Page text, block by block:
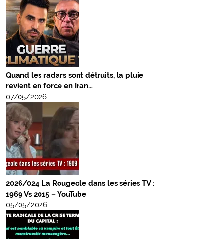
Quand les radars sont détruits, la pluie
revient en force en Iran…
07/05/2026
2026/024 La Rougeole dans les séries TV :
1969 Vs 2015 – YouTube
05/05/2026